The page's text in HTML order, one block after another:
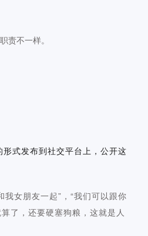
责不一样。
式发布到社交平台上，公开这
女朋友一起”，“我们可以跟你
了，还要硬塞狗粮，这就是人